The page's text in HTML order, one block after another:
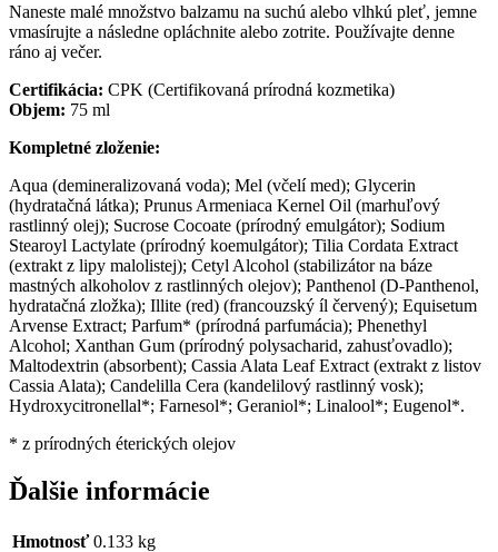
Naneste malé množstvo balzamu na suchú alebo vlhkú pleť, jemne
vmasírujte a následne opláchnite alebo zotrite. Používajte denne
ráno aj večer.
Certifikácia: CPK (Certifikovaná prírodná kozmetika)
Objem: 75 ml
Kompletné zloženie:
Aqua (demineralizovaná voda); Mel (včelí med); Glycerin
(hydratačná látka); Prunus Armeniaca Kernel Oil (marhuľový
rastlinný olej); Sucrose Cocoate (prírodný emulgátor); Sodium
Stearoyl Lactylate (prírodný koemulgátor); Tilia Cordata Extract
(extrakt z lipy malolistej); Cetyl Alcohol (stabilizátor na báze
mastných alkoholov z rastlinných olejov); Panthenol (D-Panthenol,
hydratačná zložka); Illite (red) (francouzský íl červený); Equisetum
Arvense Extract; Parfum* (prírodná parfumácia); Phenethyl
Alcohol; Xanthan Gum (prírodný polysacharid, zahusťovadlo);
Maltodextrin (absorbent); Cassia Alata Leaf Extract (extrakt z listov
Cassia Alata); Candelilla Cera (kandelilový rastlinný vosk);
Hydroxycitronellal*; Farnesol*; Geraniol*; Linalool*; Eugenol*.
* z prírodných éterických olejov
Ďalšie informácie
Hmotnosť 0.133 kg